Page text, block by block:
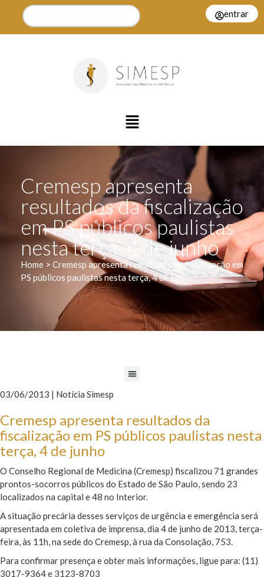
entrar
Cremesp apresenta
resultados da fiscalização
em PS públicos paulistas
nesta terça, 4 de junho
Home > Cremesp apresenta resultados da fiscalização em
PS públicos paulistas nesta terça, 4 de junho
03/06/2013 | Notícia Simesp
Cremesp apresenta resultados da
fiscalização em PS públicos paulistas nesta
terça, 4 de junho
O Conselho Regional de Medicina (Cremesp) fiscalizou 71 grandes
prontos-socorros públicos do Estado de São Paulo, sendo 23
localizados na capital e 48 no Interior.
A situação precária desses serviços de urgência e emergência será
apresentada em coletiva de imprensa, dia 4 de junho de 2013, terça-
feira, às 11h, na sede do Cremesp, à rua da Consolação, 753.
Para confirmar presença e obter mais informações, ligue para: (11)
3017-9364 e 3123-8703